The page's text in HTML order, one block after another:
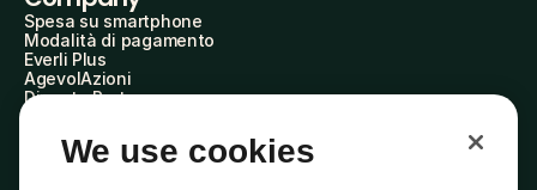
Spesa su smartphone
Modalità di pagamento
Everli Plus
AgevolAzioni
Diventa Partner
Everli Shoppers
About Us
We use cookies